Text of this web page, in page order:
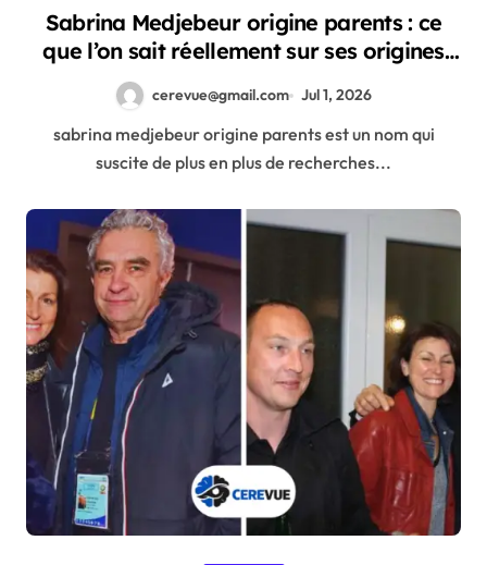
Sabrina Medjebeur origine parents : ce
que l’on sait réellement sur ses origines
cerevue@gmail.com Jul 1, 2026
sabrina medjebeur origine parents est un nom qui
suscite de plus en plus de recherches...